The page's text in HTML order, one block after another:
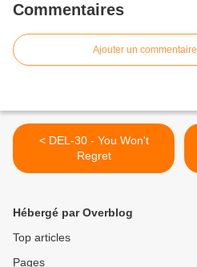
Commentaires
Ajouter un commentaire
< DEL-30 - You Won't
Regret
Hébergé par Overblog
Top articles
Pages